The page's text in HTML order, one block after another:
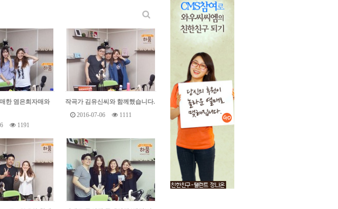
한 염은희자매와
1191
작곡가 김유신씨와 함께했습니다.
2016-07-06
1111